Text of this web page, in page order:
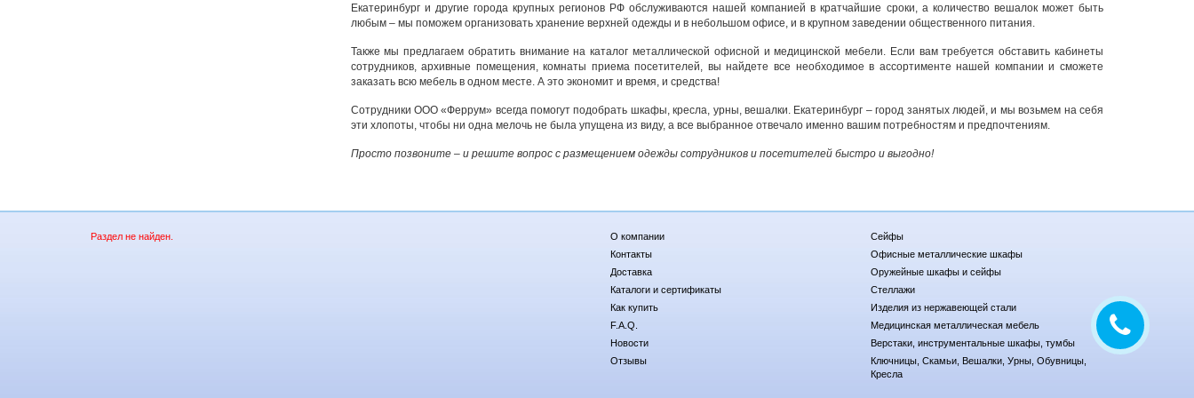
Екатеринбург и другие города крупных регионов РФ обслуживаются нашей компанией в кратчайшие сроки, а количество вешалок может быть
любым – мы поможем организовать хранение верхней одежды и в небольшом офисе, и в крупном заведении общественного питания.
Также мы предлагаем обратить внимание на каталог металлической офисной и медицинской мебели. Если вам требуется обставить кабинеты
сотрудников, архивные помещения, комнаты приема посетителей, вы найдете все необходимое в ассортименте нашей компании и сможете
заказать всю мебель в одном месте. А это экономит и время, и средства!
Сотрудники ООО «Феррум» всегда помогут подобрать шкафы, кресла, урны, вешалки. Екатеринбург – город занятых людей, и мы возьмем на себя
эти хлопоты, чтобы ни одна мелочь не была упущена из виду, а все выбранное отвечало именно вашим потребностям и предпочтениям.
Просто позвоните – и решите вопрос с размещением одежды сотрудников и посетителей быстро и выгодно!
Раздел не найден.
О компании
Контакты
Доставка
Каталоги и сертификаты
Как купить
F.A.Q.
Новости
Отзывы
Сейфы
Офисные металлические шкафы
Оружейные шкафы и сейфы
Стеллажи
Изделия из нержавеющей стали
Медицинская металлическая мебель
Верстаки, инструментальные шкафы, тумбы
Ключницы, Скамьи, Вешалки, Урны, Обувницы,
Кресла